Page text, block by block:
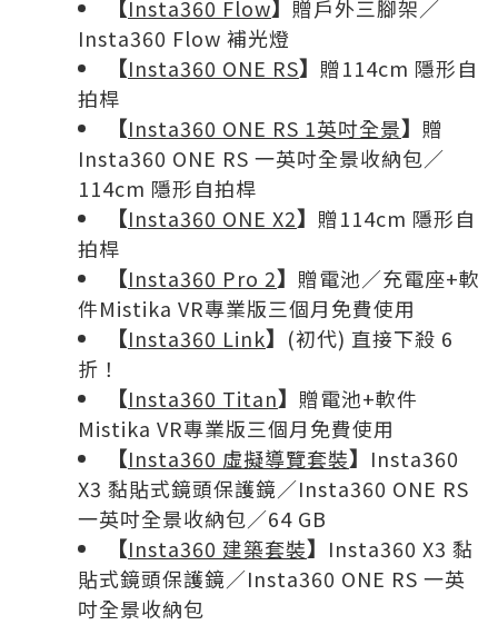
【Insta360 Flow】 贈戶外三腳架／
Insta360 Flow 補光燈
【Insta360 ONE RS】 贈114cm 隱形自
拍桿
【Insta360 ONE RS 1英吋全景】 贈
Insta360 ONE RS 一英吋全景收納包／
114cm 隱形自拍桿
【Insta360 ONE X2】 贈114cm 隱形自
拍桿
【Insta360 Pro 2】 贈電池／充電座+軟
件Mistika VR專業版三個月免費使用
【Insta360 Link】 (初代) 直接下殺 6
折！
【Insta360 Titan】 贈電池+軟件
Mistika VR專業版三個月免費使用
【Insta360 虛擬導覽套裝】 Insta360
X3 黏貼式鏡頭保護鏡／Insta360 ONE RS
一英吋全景收納包／64 GB
【Insta360 建築套裝】 Insta360 X3 黏
貼式鏡頭保護鏡／Insta360 ONE RS 一英
吋全景收納包